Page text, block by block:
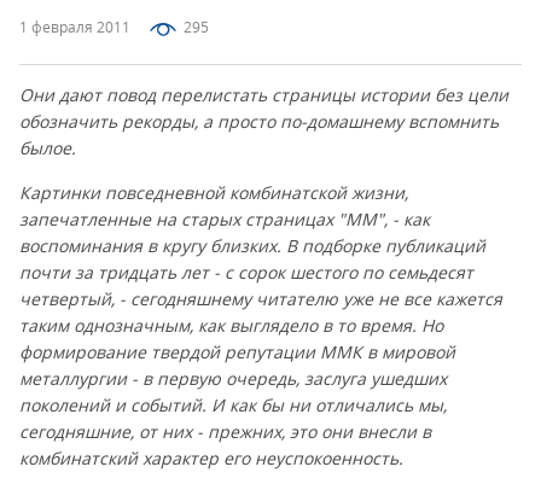
1 февраля 2011 295
Они дают повод перелистать страницы истории без цели
обозначить рекорды, а просто по-домашнему вспомнить
былое.
Картинки повседневной комбинатской жизни,
запечатленные на старых страницах "ММ", - как
воспоминания в кругу близких. В подборке публикаций
почти за тридцать лет - с сорок шестого по семьдесят
четвертый, - сегодняшнему читателю уже не все кажется
таким однозначным, как выглядело в то время. Но
формирование твердой репутации ММК в мировой
металлургии - в первую очередь, заслуга ушедших
поколений и событий. И как бы ни отличались мы,
сегодняшние, от них - прежних, это они внесли в
комбинатский характер его неуспокоенность.